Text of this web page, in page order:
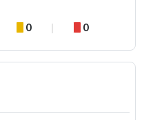
0 0